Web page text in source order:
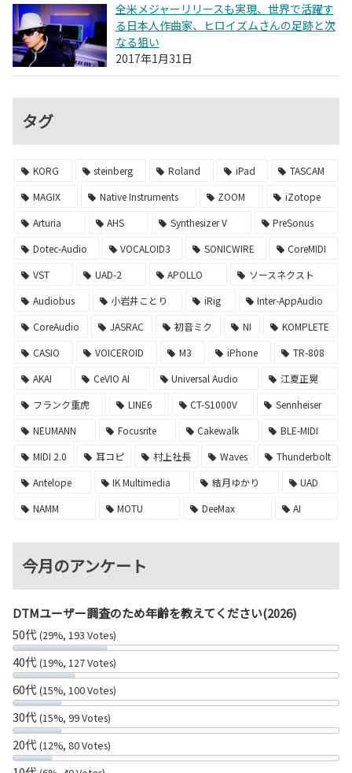
全米メジャーリリースも実現、世界で活躍す
る日本人作曲家、ヒロイズムさんの足跡と次
なる狙い
2017年1月31日
タグ
KORG steinberg Roland iPad
TASCAM
MAGIX
Native Instruments ZOOM
iZotope
Arturia
AHS Synthesizer V
PreSonus
Dotec-Audio
VOCALOID3 SONICWIRE
CoreMIDI
VST
UAD-2 APOLLO
ソースネクスト
Audiobus
小岩井ことり iRig
Inter-AppAudio
CoreAudio
JASRAC 初音ミク NI
KOMPLETE
CASIO
VOICEROID M3 iPhone
TR-808
AKAI
CeVIO AI Universal Audio
江夏正晃
フランク重虎
LINE6 CT-S1000V
Sennheiser
NEUMANN
Focusrite Cakewalk
BLE-MIDI
MIDI 2.0
耳コピ 村上社長 Waves
Thunderbolt
Antelope
IK Multimedia 結月ゆかり
UAD
NAMM
MOTU DeeMax AI
今月のアンケート
DTMユーザー調査のため年齢を教えてください(2026)
50代(29%, 193 Votes)
40代(19%, 127 Votes)
60代(15%, 100 Votes)
30代(15%, 99 Votes)
20代(12%, 80 Votes)